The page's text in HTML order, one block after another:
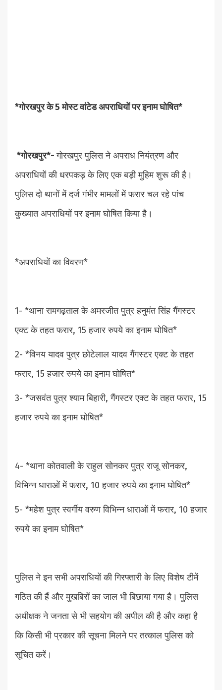
*गोरखपुर के 5 मोस्ट वांटेड अपराधियों पर इनाम घोषित*
*गोरखपुर*-गोरखपुर पुलिस ने अपराध नियंत्रण और
अपराधियों की धरपकड़ के लिए एक बड़ी मुहिम शुरू की है।
पुलिस दो थानों में दर्ज गंभीर मामलों में फरार चल रहे पांच
कुख्यात अपराधियों पर इनाम घोषित किया है।
*अपराधियों का विवरण*
1- *थाना रामगढ़ताल के अमरजीत पुत्र हनुमंत सिंह गैंगस्टर
एक्ट के तहत फरार, 15 हजार रुपये का इनाम घोषित*
2- *विनय यादव पुत्र छोटेलाल यादव गैंगस्टर एक्ट के तहत
फरार, 15 हजार रुपये का इनाम घोषित*
3- *जसवंत पुत्र श्याम बिहारी, गैंगस्टर एक्ट के तहत फरार, 15
हजार रुपये का इनाम घोषित*
4- *थाना कोतवाली के राहुल सोनकर पुत्र राजू सोनकर,
विभिन्न धाराओं में फरार, 10 हजार रुपये का इनाम घोषित*
5- *महेश पुत्र स्वर्गीय वरुण विभिन्न धाराओं में फरार, 10 हजार
रुपये का इनाम घोषित*
पुलिस ने इन सभी अपराधियों की गिरफ्तारी के लिए विशेष टीमें
गठित की हैं और मुखबिरों का जाल भी बिछाया गया है। पुलिस
अधीक्षक ने जनता से भी सहयोग की अपील की है और कहा है
कि किसी भी प्रकार की सूचना मिलने पर तत्काल पुलिस को
सूचित करें।